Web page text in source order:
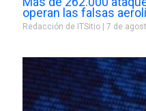
operan las falsas
Redacción de ITSitio 7 de